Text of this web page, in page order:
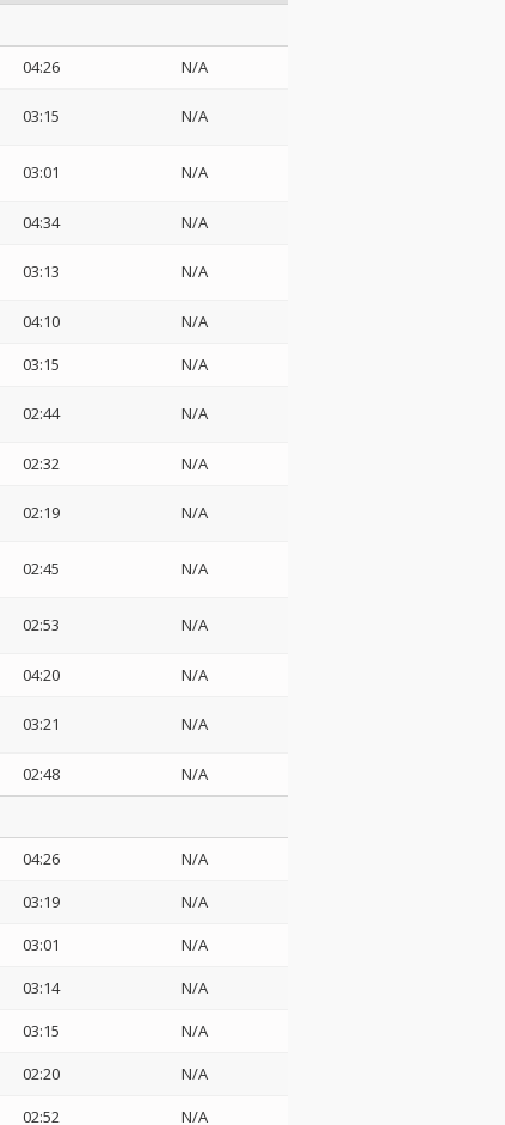
04:26 N/A
03:15 N/A
03:01 N/A
04:34 N/A
03:13 N/A
04:10
N/A
03:15 N/A
02:44 N/A
02:32 N/A
02:19 N/A
02:45 N/A
02:53 N/A
04:20 N/A
03:21 N/A
02:48 N/A
04:26
N/A
03:19
N/A
03:01
N/A
03:14
N/A
03:15
N/A
02:20
N/A
02:52
N/A